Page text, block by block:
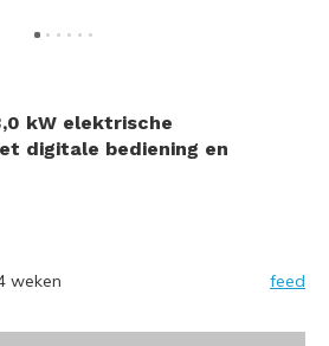
kW elektrische
digitale bediening en
weken feed